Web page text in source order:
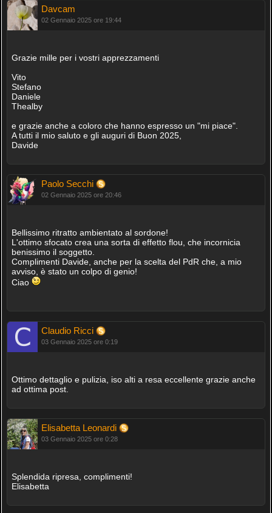
Davcam
02 Gennaio 2025 ore 19:44
Grazie mille per i vostri apprezzamenti
Vito
Stefano
Daniele
Thealby
e grazie anche a coloro che hanno espresso un "mi piace".
A tutti il mio saluto e gli auguri di Buon 2025,
Davide
Paolo Secchi
02 Gennaio 2025 ore 20:46
Bellissimo ritratto ambientato al sordone!
L'ottimo sfocato crea una sorta di effetto flou, che incornicia
benissimo il soggetto.
Complimenti Davide, anche per la scelta del PdR che, a mio
avviso, è stato un colpo di genio!
Ciao
Claudio Ricci
03 Gennaio 2025 ore 0:19
Ottimo dettaglio e pulizia, iso alti a resa eccellente grazie anche
ad ottima post.
Elisabetta Leonardi
03 Gennaio 2025 ore 0:28
Splendida ripresa, complimenti!
Elisabetta